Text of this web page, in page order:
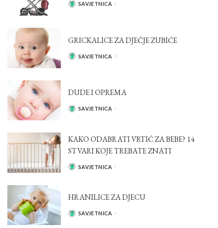
POSTED
SAVJETNICA
GRICKALICE ZA DJEČJE ZUBIĆE
POSTED
SAVJETNICA
DUDE I OPREMA
POSTED
SAVJETNICA
KAKO ODABRATI VRTIĆ ZA BEBE? 14
STVARI KOJE TREBATE ZNATI
POSTED
SAVJETNICA
HRANILICE ZA DJECU
POSTED
SAVJETNICA